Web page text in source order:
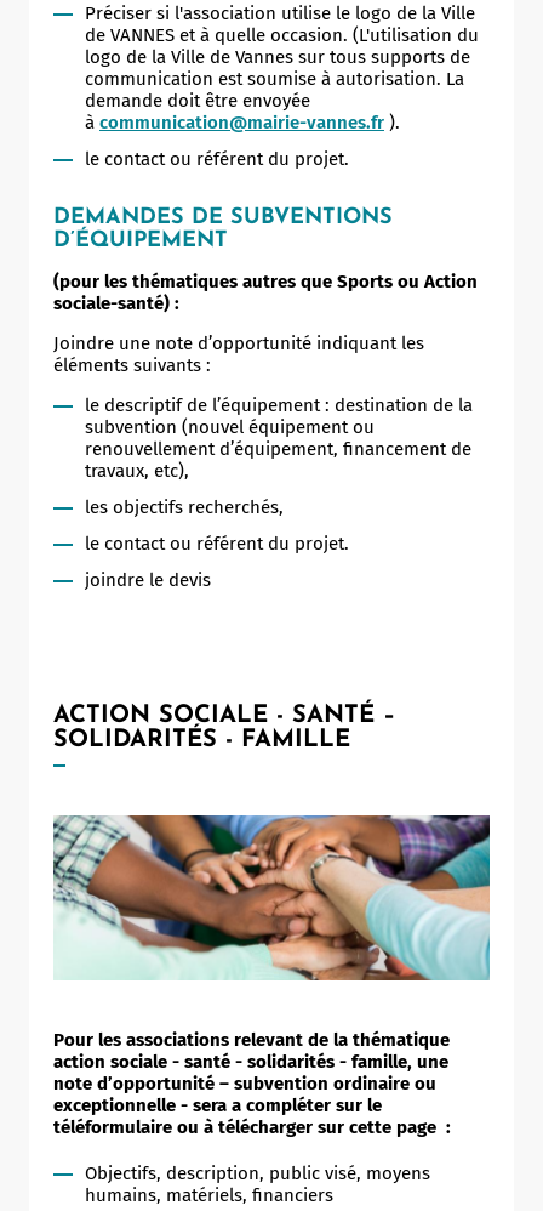
Préciser si l'association utilise le logo de la Ville
de VANNES et à quelle occasion. (L'utilisation du
logo de la Ville de Vannes sur tous supports de
communication est soumise à autorisation. La
demande doit être envoyée
à communication@mairie-vannes.fr ).
le contact ou référent du projet.
DEMANDES DE SUBVENTIONS
D’ÉQUIPEMENT
(pour les thématiques autres que Sports ou Action
sociale-santé) :
Joindre une note d’opportunité indiquant les
éléments suivants :
le descriptif de l’équipement : destination de la
subvention (nouvel équipement ou
renouvellement d’équipement, financement de
travaux, etc),
les objectifs recherchés,
le contact ou référent du projet.
joindre le devis
ACTION SOCIALE - SANTÉ –
SOLIDARITÉS - FAMILLE
Pour les associations relevant de la thématique
action sociale - santé - solidarités - famille, une
note d’opportunité – subvention ordinaire ou
exceptionnelle - sera a compléter sur le
téléformulaire ou à télécharger sur cette page :
Objectifs, description, public visé, moyens
humains, matériels, financiers